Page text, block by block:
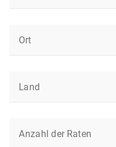
Ort
Land
Anzahl der Raten